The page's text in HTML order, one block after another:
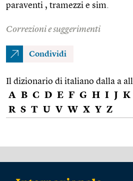
paraventi , tramezzi e sim.
Correzioni e suggerimenti
Condividi
Il dizionario di italiano dalla a
A B C D E F G H I J K
R S T U V W X Y Z